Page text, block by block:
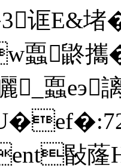
诓E&堵
蠠鼨攜
_蠠eэ
敯